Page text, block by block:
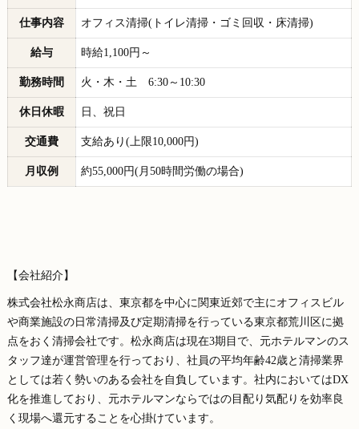
仕事内容 オフィス清掃(トイレ清掃・ゴミ回収・床清掃)
給与 時給1,100円～
勤務時間 火・木・土 6:30～10:30
休日休暇 日、祝日
交通費 支給あり(上限10,000円)
月収例 約55,000円(月50時間労働の場合)
【会社紹介】
株式会社松永商店は、東京都を中心に関東近郊で主にオフィスビル
や商業施設の日常清掃及び定期清掃を行っている東京都荒川区に拠
点をおく清掃会社です。松永商店は現在3期目で、元ホテルマンのス
タッフ達が運営管理を行っており、社員の平均年齢42歳と清掃業界
としては若く勢いのある会社を自負しています。社内においてはDX
化を推進しており、元ホテルマンならではの目配り気配りを効率良
く現場へ還元することを心掛けています。